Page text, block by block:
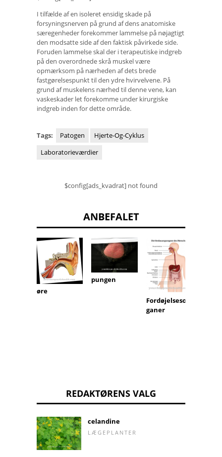
I tilfælde af en isoleret ensidig skade på
forsyningsnerven på grund af dens anatomiske
særegenheder forekommer lammelse på nøjagtigt
den modsatte side af den faktisk påvirkede side.
Foruden lammelse skal der i terapeutiske indgreb
på den overordnede skrå muskel være
opmærksom på nærheden af ​​dets brede
fastgørelsespunkt til den ydre hvirvelvene. På
grund af muskelens nærhed til denne vene, kan
vaskeskader let forekomme under kirurgiske
indgreb inden for dette område.
Tags: Patogen
Hjerte-Og-Cyklus
Laboratorieværdier
$config[ads_kvadrat] not found
ANBEFALET
øre
pungen
Fordøjelsesor
ganer
REDAKTØRENS VALG
celandine
LÆGEPLANTER